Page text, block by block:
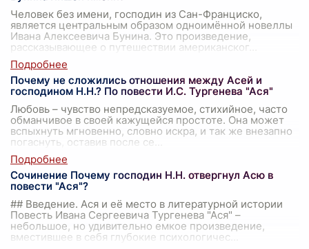
Человек без имени, господин из Сан-Франциско,
является центральным образом одноимённой новеллы
Ивана Алексеевича Бунина. Это произведение,
рассказывающее о путешествии американског
Почему не сложились отношения между Асей и
господином Н.Н.? По повести И.С. Тургенева "Ася"
Любовь – чувство непредсказуемое, стихийное, часто
обманчивое в своей кажущейся простоте. Она может
вспыхнуть мгновенно, словно искра, и так же внезапно
погаснуть, оставив после се
Сочинение Почему господин Н.Н. отвергнул Асю в
повести "Ася"?
## Введение. Ася и её место в литературной истории
Повесть Ивана Сергеевича Тургенева "Ася" –
небольшое, но удивительно емкое произведение,
вместившее в себя глубокие психологичес